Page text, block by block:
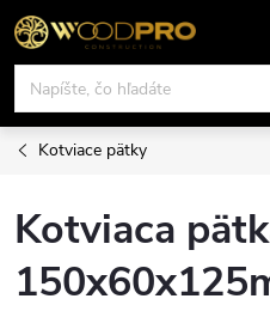
Prejsť
na
obsah
Kotviace pätky
Kotviaca